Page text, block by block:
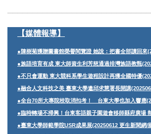
【媒體報導】
●陳樹菊獲贈圖書館榮譽閱覽證 她說：把書全部讀回
●族語培育有成 東大師資生利芳慈通過排灣族語教甄
●不只會運動 東大競科系學生遊程設計再獲全國特優
●融合人文科技之美 臺東大學邀邱求慧署長開講
●全台70所大專院校取消扣考！ 台東大學也加入響應
●臨時轉場不掃興！台東客語親子園遊會移師縣府廣場
●臺東大學師範學院USR成果展(20250612 更生新聞網